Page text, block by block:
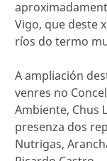
Vigo, que deste
ríos do termo
A ampliación
venres no
Ambiente, Chus
presenza dos
Nutrigas,